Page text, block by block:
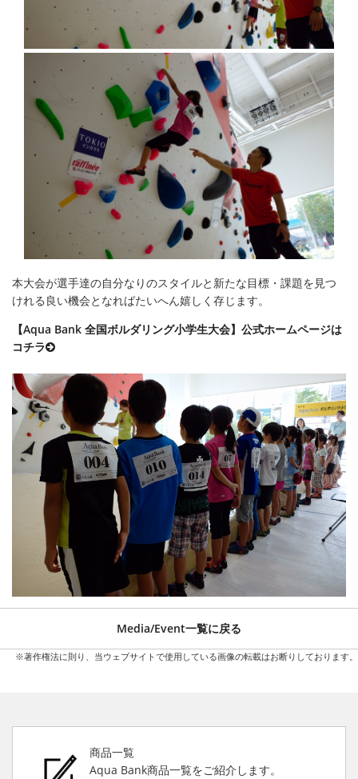
本大会が選手達の自分なりのスタイルと新たな目標・課題を見つ
けれる良い機会となればたいへん嬉しく存じます。
【Aqua Bank 全国ボルダリング小学生大会】公式ホームページは
コチラ
Media/Event一覧に戻る
※著作権法に則り、当ウェブサイトで使用している画像の転載はお断りしております。
商品一覧
Aqua Bank商品一覧をご紹介します。